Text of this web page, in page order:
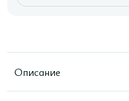
Описание